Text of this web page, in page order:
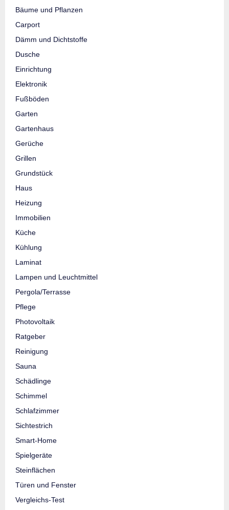
Bäume und Pflanzen
Carport
Dämm und Dichtstoffe
Dusche
Einrichtung
Elektronik
Fußböden
Garten
Gartenhaus
Gerüche
Grillen
Grundstück
Haus
Heizung
Immobilien
Küche
Kühlung
Laminat
Lampen und Leuchtmittel
Pergola/Terrasse
Pflege
Photovoltaik
Ratgeber
Reinigung
Sauna
Schädlinge
Schimmel
Schlafzimmer
Sichtestrich
Smart-Home
Spielgeräte
Steinflächen
Türen und Fenster
Vergleichs-Test